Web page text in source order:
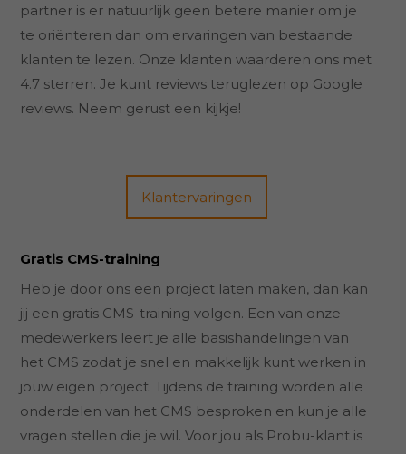
partner is er natuurlijk geen betere manier om je
te oriënteren dan om ervaringen van bestaande
klanten te lezen. Onze klanten waarderen ons met
4.7 sterren. Je kunt reviews teruglezen op Google
reviews. Neem gerust een kijkje!
Klantervaringen
Gratis CMS-training
Heb je door ons een project laten maken, dan kan
jij een gratis CMS-training volgen. Een van onze
medewerkers leert je alle basishandelingen van
het CMS zodat je snel en makkelijk kunt werken in
jouw eigen project. Tijdens de training worden alle
onderdelen van het CMS besproken en kun je alle
vragen stellen die je wil. Voor jou als Probu-klant is